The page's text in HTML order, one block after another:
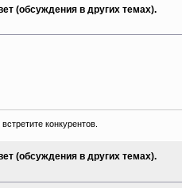
(обсуждения в других темах).
конкурентов.
(обсуждения в других темах).